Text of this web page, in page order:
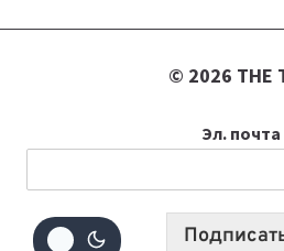
© 2026 THE
Эл. почта